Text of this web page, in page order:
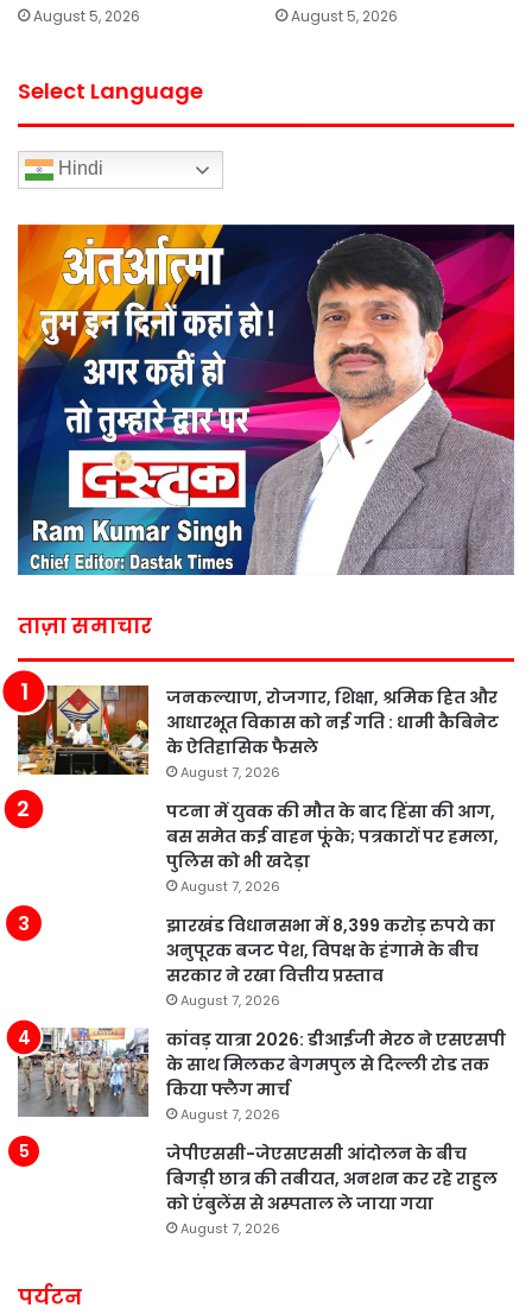
August 5, 2026 August 5, 2026
Select Language
Hindi
ताज़ा समाचार
जनकल्याण, रोजगार, शिक्षा, श्रमिक हित और
आधारभूत विकास को नई गति : धामी कैबिनेट
के ऐतिहासिक फैसले
August 7, 2026
पटना में युवक की मौत के बाद हिंसा की आग,
बस समेत कई वाहन फूंके; पत्रकारों पर हमला,
पुलिस को भी खदेड़ा
August 7, 2026
झारखंड विधानसभा में 8,399 करोड़ रुपये का
अनुपूरक बजट पेश, विपक्ष के हंगामे के बीच
सरकार ने रखा वित्तीय प्रस्ताव
August 7, 2026
कांवड़ यात्रा 2026: डीआईजी मेरठ ने एसएसपी
के साथ मिलकर बेगमपुल से दिल्ली रोड तक
किया फ्लैग मार्च
August 7, 2026
जेपीएससी-जेएसएससी आंदोलन के बीच
बिगड़ी छात्र की तबीयत, अनशन कर रहे राहुल
को एंबुलेंस से अस्पताल ले जाया गया
August 7, 2026
पर्यटन